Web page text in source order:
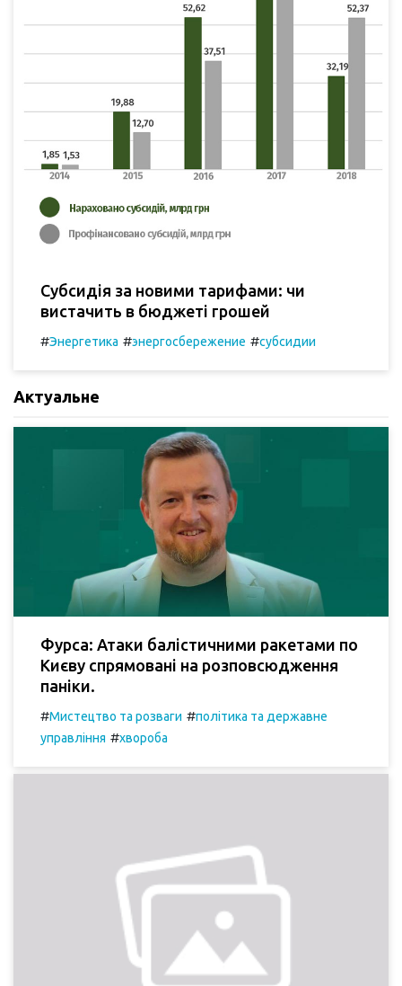
Субсидія за новими тарифами: чи
вистачить в бюджеті грошей
#Энергетика #энергосбережение #субсидии
Актуальне
Фурса: Атаки балістичними ракетами по
Києву спрямовані на розповсюдження
паніки.
#Мистецтво та розваги #політика та державне
управління #хвороба